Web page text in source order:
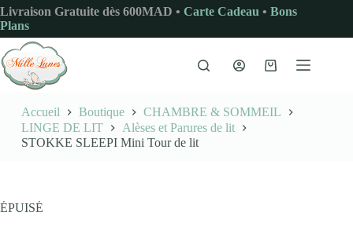
Passer
au
contenu
Livraison Gratuite dès 600MAD • Carte Cadeau • Bons
Plans
Panier
Accueil Boutique
CHAMBRE & SOMMEIL
LINGE DE LIT
Alèses et Parures de lit
STOKKE SLEEPI Mini Tour de lit
ÉPUISÉ